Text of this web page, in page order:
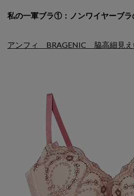
私の一軍ブラ①：ノンワイヤーブラ
アンフィ BRAGENIC 脇高細見え